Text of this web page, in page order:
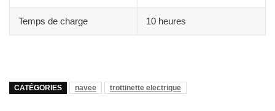
Temps de charge 10 heures
CATÉGORIES navee trottinette electrique